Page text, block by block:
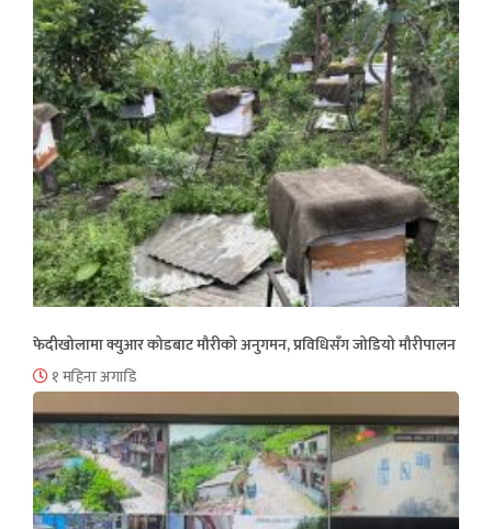
फेदीखोलामा क्युआर कोडबाट मौरीको अनुगमन, प्रविधिसँग जोडियो मौरीपालन
१ महिना अगाडि